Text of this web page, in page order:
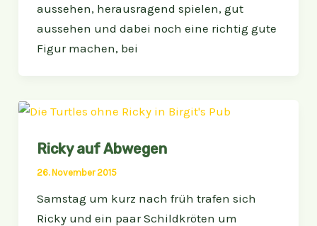
aussehen, herausragend spielen, gut
aussehen und dabei noch eine richtig gute
Figur machen, bei
Ricky auf Abwegen
26. November 2015
Samstag um kurz nach früh trafen sich
Ricky und ein paar Schildkröten um